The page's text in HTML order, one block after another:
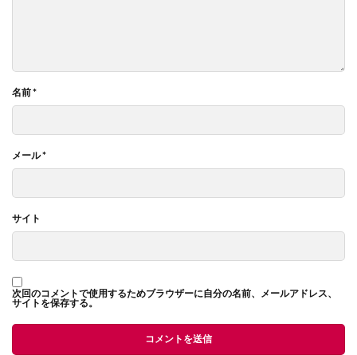
名前*
メール*
サイト
次回のコメントで使用するためブラウザーに自分の名前、メールアドレス、
サイトを保存する。